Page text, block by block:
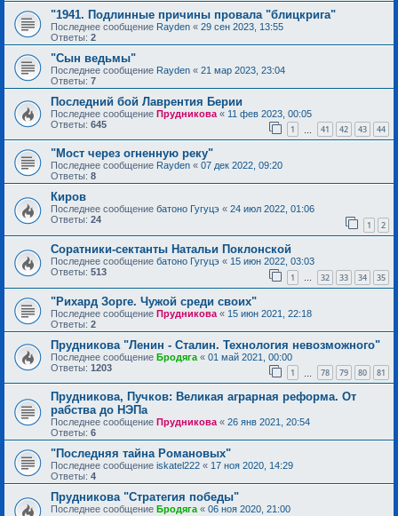
"1941. Подлинные причины провала "блицкрига"
Последнее сообщение Rayden « 29 сен 2023, 13:55
Ответы: 2
"Сын ведьмы"
Последнее сообщение Rayden « 21 мар 2023, 23:04
Ответы: 7
Последний бой Лаврентия Берии
Последнее сообщение Прудникова « 11 фев 2023, 00:05
Ответы: 645 1 41 42 43 44
"Мост через огненную реку"
Последнее сообщение Rayden « 07 дек 2022, 09:20
Ответы: 8
Киров
Последнее сообщение батоно Гугуцэ « 24 июл 2022, 01:06
Ответы: 24 1 2
Соратники-сектанты Натальи Поклонской
Последнее сообщение батоно Гугуцэ « 15 июн 2022, 03:03
Ответы: 513 1 … 32 33 34 35
"Рихард Зорге. Чужой среди своих"
Последнее сообщение Прудникова « 15 июн 2021, 22:18
Ответы: 2
Прудникова "Ленин - Сталин. Технология невозможного"
Последнее сообщение Бродяга « 01 май 2021, 00:00
Ответы: 1203 1 78 79 80 81
Прудникова, Пучков: Великая аграрная реформа. От
рабства до НЭПа
Последнее сообщение Прудникова« 26 янв 2021, 20:54
Ответы: 6
"Последняя тайна Романовых"
Последнее сообщение iskatel222 « 17 ноя 2020, 14:29
Ответы: 4
Прудникова "Стратегия победы"
Последнее сообщение Бродяга« 06 ноя 2020, 21:00